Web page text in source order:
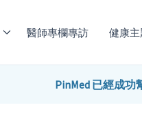
醫師專欄專訪 健康
PinMed 已經成功